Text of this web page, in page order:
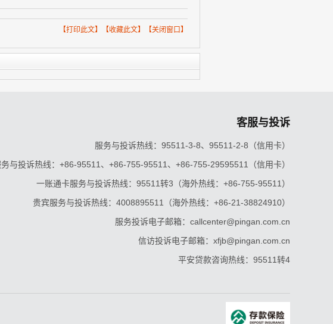
【打印此文】【收藏此文】【关闭窗口】
客服与投诉
服务与投诉热线：95511-3-8、95511-2-8（信用卡）
与投诉热线：+86-95511、+86-755-95511、+86-755-29595511（信用卡）
一账通卡服务与投诉热线：95511转3（海外热线：+86-755-95511）
贵宾服务与投诉热线：4008895511（海外热线：+86-21-38824910）
服务投诉电子邮箱：callcenter@pingan.com.cn
信访投诉电子邮箱：xfjb@pingan.com.cn
平安贷款咨询热线：95511转4